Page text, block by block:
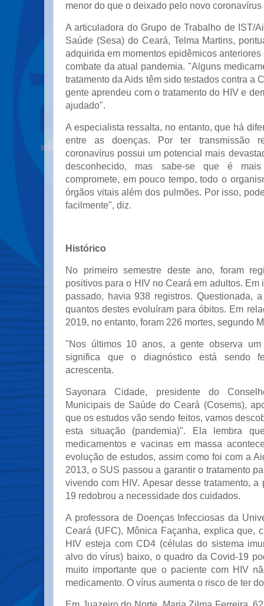
menor do que o deixado pelo novo coronavírus
A articuladora do Grupo de Trabalho de IST/
Saúde (Sesa) do Ceará, Telma Martins,
adquirida em momentos epidêmicos
combate da atual pandemia. "Alguns
tratamento da Aids têm sido testados contra a
gente aprendeu com o tratamento do HIV e
ajudado".
A especialista ressalta, no entanto, que há
entre as doenças. Por ter transmissão
coronavírus possui um potencial mais
desconhecido, mas sabe-se que é mais
compromete, em pouco tempo, todo o
órgãos vitais além dos pulmões. Por isso,
facilmente", diz.
Histórico
No primeiro semestre deste ano, foram
positivos para o HIV no Ceará em adultos. Em
passado, havia 938 registros. Questionada,
quantos destes evoluíram para óbitos. Em
2019, no entanto, foram 226 mortes, segundo
"Nos últimos 10 anos, a gente observa
significa que o diagnóstico está sendo
acrescenta.
Sayonara Cidade, presidente do
Municipais de Saúde do Ceará (Cosems),
que os estudos vão sendo feitos, vamos
esta situação (pandemia)". Ela lembra
medicamentos e vacinas em massa
evolução de estudos, assim como foi com a
2013, o SUS passou a garantir o tratamento
vivendo com HIV. Apesar desse tratamento, a
19 redobrou a necessidade dos cuidados.
A professora de Doenças Infecciosas da
Ceará (UFC), Mônica Façanha, explica que,
HIV esteja com CD4 (células do sistema
alvo do vírus) baixo, o quadro da Covid-19
muito importante que o paciente com HIV
medicamento. O vírus aumenta o risco de ter